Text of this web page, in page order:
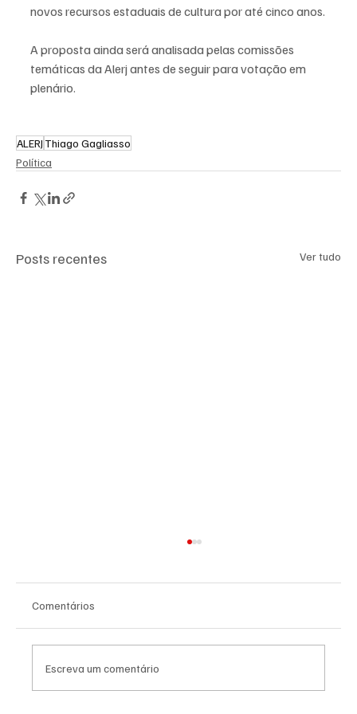
novos recursos estaduais de cultura por até cinco anos.
A proposta ainda será analisada pelas comissões
temáticas da Alerj antes de seguir para votação em
plenário.
ALERJ Thiago Gagliasso
Política
Posts recentes Ver tudo
Comentários
Escreva um comentário